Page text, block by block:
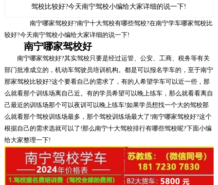
驾校比较好?今天南宁驾校小编给大家详细的说一下!
南宁哪家驾校好?南宁十大驾校有哪些驾校?在南宁学车哪家驾校比
较好?今天南宁驾校小编给大家详细的说一下!
南宁哪家驾校好
南宁哪家驾校好?其实驾校只要是经过运管、公安、工商、税务等有关
部门批准成立的，机动车驾驶员培训机构。都是可以报名学车的，至于南宁
那家驾校比较好?这个要看自己的需求了，有的人希望学车可以近一些，那
么就看那个训练场离自己近。有的学员希望可以晚上练车，那么就看看离自
己最近的训练场那个可以夜训可以晚上练车!如果学员想找一个大的驾校那
么就看那个驾校训练场最多，那个驾校训练场最大了!南宁哪家驾校好?这个
根据自己的需求选就可以了!那么南宁十大驾校排行有哪些驾校呢?下面小编
给大家整理一下!